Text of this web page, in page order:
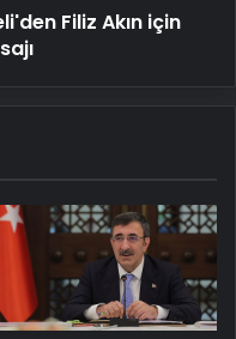
Filiz Akın için